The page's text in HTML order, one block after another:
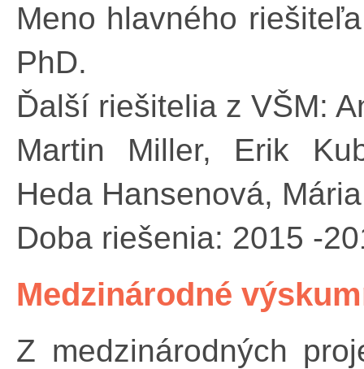
Meno hlavného
PhD.
Ďalší riešitelia z VŠM:
Martin Miller, Erik
Heda Hansenová,
Doba riešenia: 2015 -
Medzinárodné
Z medzinárodných